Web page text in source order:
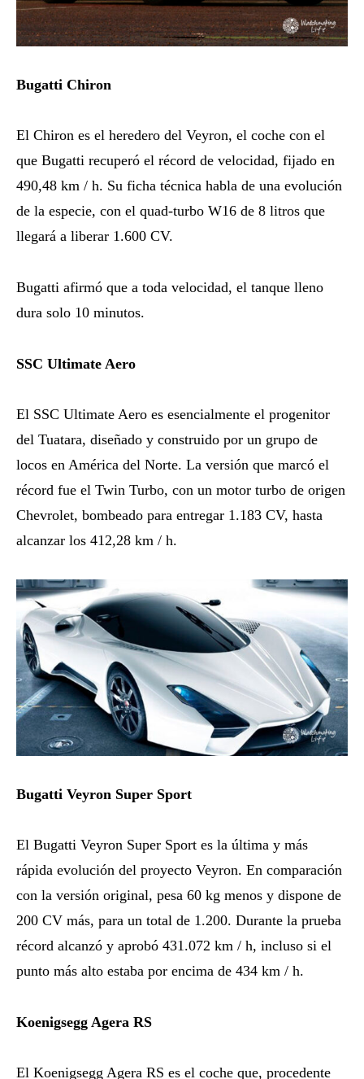
Bugatti Chiron
El Chiron es el heredero del Veyron, el coche con el
que Bugatti recuperó el récord de velocidad, fijado en
490,48 km / h. Su ficha técnica habla de una evolución
de la especie, con el quad-turbo W16 de 8 litros que
llegará a liberar 1.600 CV.
Bugatti afirmó que a toda velocidad, el tanque lleno
dura solo 10 minutos.
SSC Ultimate Aero
El SSC Ultimate Aero es esencialmente el progenitor
del Tuatara, diseñado y construido por un grupo de
locos en América del Norte. La versión que marcó el
récord fue el Twin Turbo, con un motor turbo de origen
Chevrolet, bombeado para entregar 1.183 CV, hasta
alcanzar los 412,28 km / h.
Bugatti Veyron Super Sport
El Bugatti Veyron Super Sport es la última y más
rápida evolución del proyecto Veyron. En comparación
con la versión original, pesa 60 kg menos y dispone de
200 CV más, para un total de 1.200. Durante la prueba
récord alcanzó y aprobó 431.072 km / h, incluso si el
punto más alto estaba por encima de 434 km / h.
Koenigsegg Agera RS
El Koenigsegg Agera RS es el coche que, procedente